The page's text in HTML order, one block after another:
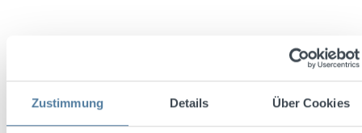
Zustimmung Details Über Cookies
Regulärer Preis:
9,98 €